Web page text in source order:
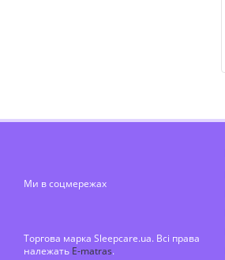
Ми в соцмережах
Торгова марка Sleepcare.ua. Всі права
належать E-matras.